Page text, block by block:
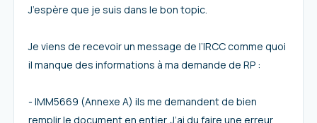
J’espère que je suis dans le bon topic.
Je viens de recevoir un message de l’IRCC comme quoi
il manque des informations à ma demande de RP :
- IMM5669 (Annexe A) ils me demandent de bien
remplir le document en entier. J’ai du faire une erreur